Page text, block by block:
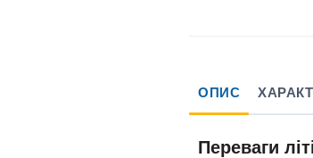
ОПИС
Переваги